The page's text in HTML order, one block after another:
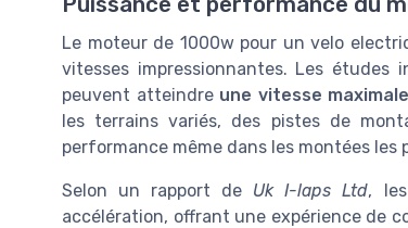
Le moteur de 1000w pour un velo
vitesses impressionnantes. Les
peuvent atteindre une vitesse
les terrains variés, des pistes de
performance même dans les montées les
Selon un rapport de Uk I-laps Ltd,
accélération, offrant une expérience de